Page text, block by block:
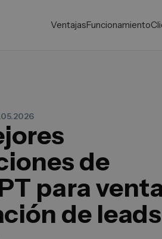
VentajasFuncionamiento
de
para
de leads